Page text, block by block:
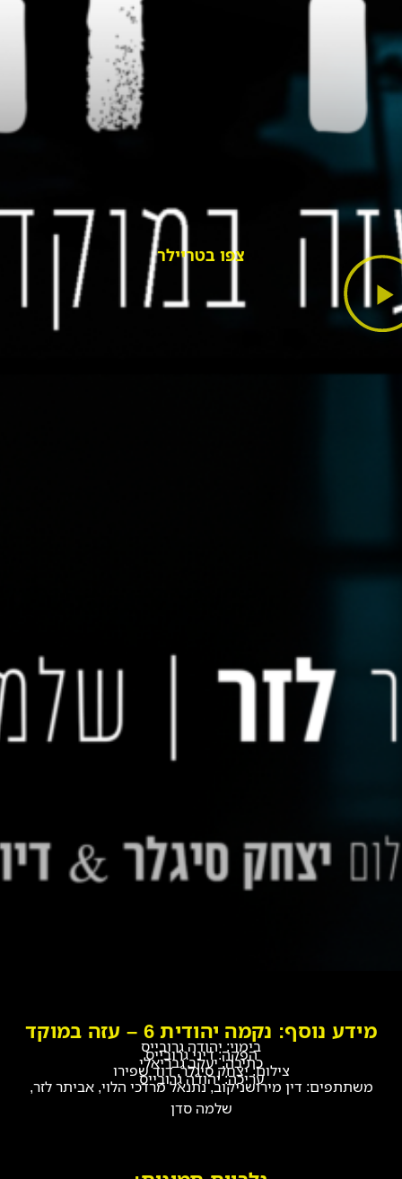
צפו בטריילר
מידע נוסף: נקמה יהודית 6 – עזה במוקד
בימוי: יהודה גרובייס
הפקה: דיני גרובייס
כתיבה: יעקב גבריאלי
צילום: יצחק סיגלר, דוד שפירו
עריכה: יהודה גרובייס
משתתפים: דין מירושניקוב, נתנאל מרדכי הלוי, אביתר לזר,
שלמה סדן